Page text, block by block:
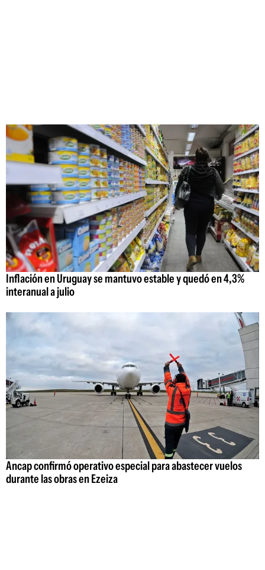
Inflación en Uruguay se mantuvo estable y quedó en 4,3%
interanual a julio
Ancap confirmó operativo especial para abastecer vuelos
durante las obras en Ezeiza